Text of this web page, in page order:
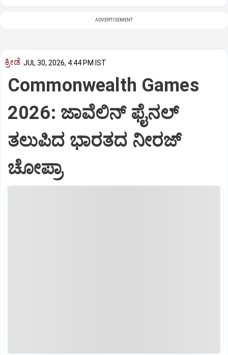
ADVERTISEMENT
ಕ್ರೀಡೆ JUL 30, 2026, 4:44 PM IST
Commonwealth Games
2026: ಜಾವೆಲಿನ್ ಫೈನಲ್‌
ತಲುಪಿದ ಭಾರತದ ನೀರಜ್‌
ಚೋಪ್ರಾ